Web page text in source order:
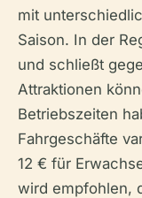
mit
Saison. In der
und schließt
Attraktionen
Betriebszeiten
Fahrgeschäfte
12 € für
wird empfohlen,